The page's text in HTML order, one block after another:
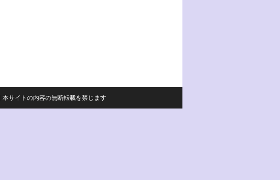
サイトの内容の無断転載を禁じます